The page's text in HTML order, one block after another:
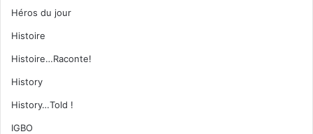
Héros du jour
Histoire
Histoire…Raconte!
History
History…Told !
IGBO